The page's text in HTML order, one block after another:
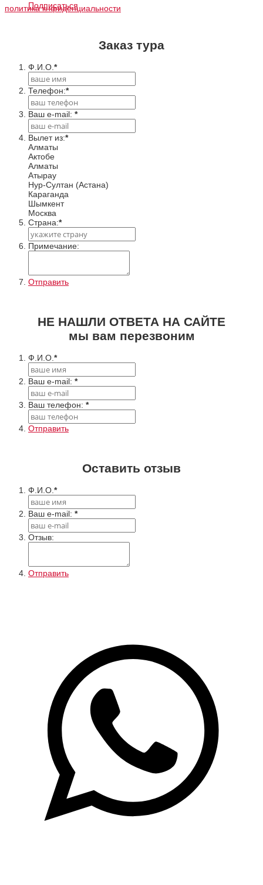
политика кнфиденциальности
Подписаться
Заказ тура
Ф.И.О.*
Телефон:*
Ваш e-mail: *
Вылет из:*
Алматы
Актобе
Алматы
Атырау
Нур-Султан (Астана)
Караганда
Шымкент
Москва
Cтрана:*
Примечание:
Отправить
НЕ НАШЛИ ОТВЕТА НА САЙТЕ
мы вам перезвоним
Ф.И.О. *
Ваш e-mail: *
Ваш телефон: *
Отправить
Оставить отзыв
Ф.И.О. *
Ваш e-mail: *
Отзыв:
Отправить